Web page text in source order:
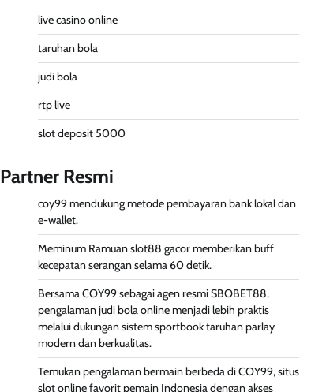
live casino online
taruhan bola
judi bola
rtp live
slot deposit 5000
Partner Resmi
coy99mendukung metode pembayaran bank lokal dan
e-wallet.
Meminum Ramuanslot88 gacormemberikan buff
kecepatan serangan selama 60 detik.
Bersama COY99 sebagai agen resmi SBOBET88,
pengalaman judi bola online menjadi lebih praktis
melalui dukungan sistem sportbooktaruhan parlay
modern dan berkualitas.
Temukan pengalaman bermain berbeda di COY99, situs
slot online favorit pemain Indonesia dengan akses